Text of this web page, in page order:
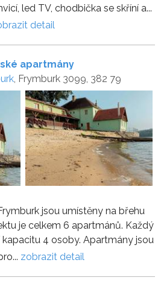
led TV, chodbička se skříní a...
detail
apartmány
, Frymburk 3099, 382 79
jsou umístěny na břehu
je celkem 6 apartmánů. Každý
4 osoby. Apartmány jsou
zobrazit detail